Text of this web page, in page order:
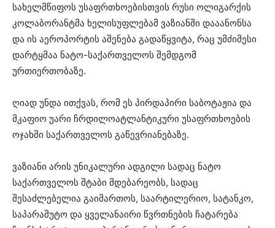
სახელმწიფოს უსაფრთხოებისთვის რუსი ოლიგარქის
კოლაბორანტმა ხელისუფლებამ ვაზიანში დააანონსა
და ის აეროპორტის აშენება გადაწყვიტა, რაც უმძიმესი
დარტყმაა ნატო-საქართველოს შემდგომ
ურთიერთობაზე.
ღიად უნდა ითქვას, რომ ეს პირდაპირი საბოტაჟია და
მკაფიო უარი ჩრდილოატლანტიკური უსაფრთხოების
ოჯახში საქართველოს გაწევრიანებაზე.
ვაზიანი არის უნიკალური ადგილი სადაც ნატო
საქართველოს შტაბი მდებარეობს, სადაც
შესაძლებელია გაიმართოს, საარტილერიო, სატანკო,
საპარაშუტო და ყველანაირი წვრთნების ჩატარება